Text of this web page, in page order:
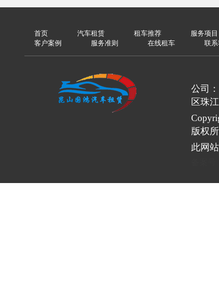
首页 汽车租赁 租车推荐
服务项目
客户案例
服务准则 在线租车 联
公司
区珠
版权
此网